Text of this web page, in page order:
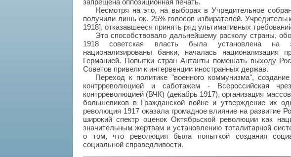
запрещена оппозиционная печать.
Несмотря на это, на выборах в Учредительное
получили лишь ок. 25% голосов избирателей.
1918], отказавшееся принять ряд ультимативных
Это способствовало дальнейшему расколу страны,
1918 советская власть была установлена на
национализированы банки, началась национализация
Германией. Попытки стран Антанты помешать выходу
Советов привели к интервенции иностранных держав.
Переход к политике "военного коммунизма",
контрреволюцией и саботажем - Всероссийская
контрреволюцией (ВЧК) (декабрь 1917), организация
большевиков в Гражданской войне и утверждение их
революция 1917 оказала громадное влияние на развитие
широкий спектр оценок Октябрьской революции как
значительным жертвам и установлению тоталитарной
о том, что революция была попыткой создания
социальной справедливости.